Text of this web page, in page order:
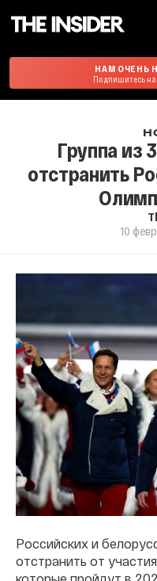
НАМ ОЧЕНЬ
Подпишитесь на
Группа из
отстранить
10
Российских и
отстранить от